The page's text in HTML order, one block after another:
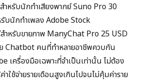
ำหรับนักทำเสียงพากย์ Suno Pro 30
บนักทำเพลง Adobe Stock
หรับขายภาพ ManyChat Pro 25 USD
Chatbot คนที่ทำหลายอาชีพควบกัน
เครื่องมือเฉพาะที่จำเป็นเท่านั้น ไม่ต้อง
าใช้จ่ายรายเดือนสูงเกินไปจนไม่คุ้มค่าราย